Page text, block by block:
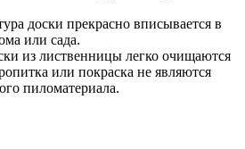
доски прекрасно вписывается в
или сада.
из лиственницы легко очищаются
или покраска не являются
пиломатериала.